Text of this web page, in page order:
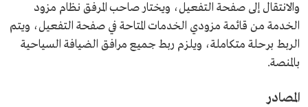
والانتقال إلى صفحة التفعيل، ويختار صاحب المرفق نظام مزود
الخدمة من قائمة مزودي الخدمات المتاحة في صفحة التفعيل، ويتم
الربط برحلة متكاملة، ويلزم ربط جميع مرافق الضيافة السياحية
بالمنصة.
المصادر